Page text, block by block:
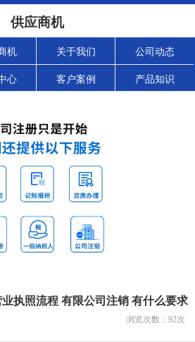
供应商机
机 关于我们 公司动态
心 客户案例 产品知识
执照流程 有限公司注销 有什么要求
浏览次数： 92次